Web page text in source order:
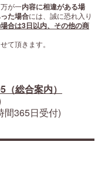
が一内容に相違がある場
た場合には、誠に恐れ入り
合は3日以内、その他の商
て頂きます。
総合案内）
間365日受付)